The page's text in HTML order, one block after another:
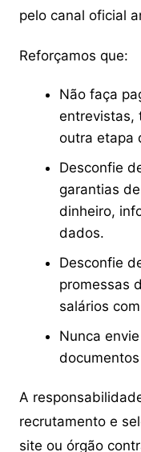
pelo canal oficial
Reforçamos que:
Não faça
entrevistas,
outra etapa
Desconfie
garantias
dinheiro,
dados.
Desconfie
promessas
salários
Nunca
A
recrutamento e
site ou órgão